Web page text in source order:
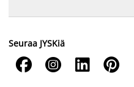
Seuraa JYSKiä
   